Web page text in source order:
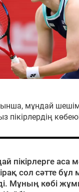
мұндай
пікірлердің
пікірлерге аса
сол сәтте
Мұның көбі